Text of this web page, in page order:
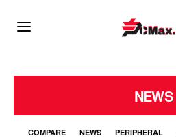
NEWS
COMPARE NEWS PERIPHERAL